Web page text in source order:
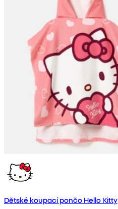
Dětské koupací pončo Hello Kitty